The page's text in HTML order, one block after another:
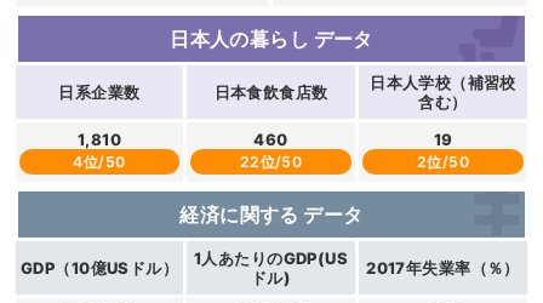
日本人の暮らし データ
日系企業数 日本食飲食店数
日本人学校（補習校
含む）
1,810
4位/50
460
22位/50
19
2位/50
経済に関する データ
GDP（10億USドル）
1人あたりのGDP(US
ドル)
2017年失業率（％）